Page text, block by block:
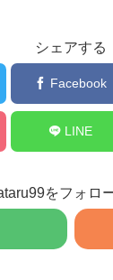
シェアする
Facebook
LINE
をフォロ